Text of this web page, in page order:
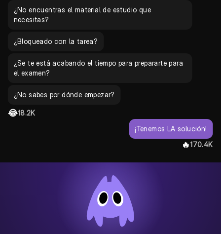
¿No encuentras el material de estudio que
necesitas?
¿Bloqueado con la tarea?
¿Se te está acabando el tiempo para prepararte para
el examen?
¿No sabes por dónde empezar?
😂18.2K
¡Tenemos LA solución!
🔥170.4K